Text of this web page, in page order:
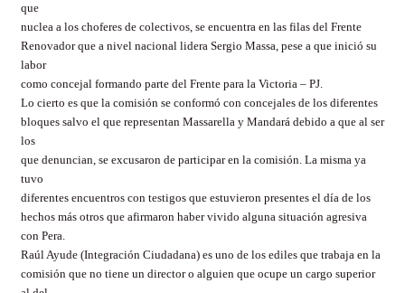
que
nuclea a los choferes de colectivos, se encuentra en las filas del Frente
Renovador que a nivel nacional lidera Sergio Massa, pese a que inició su
labor
como concejal formando parte del Frente para la Victoria – PJ.
Lo cierto es que la comisión se conformó con concejales de los diferentes
bloques salvo el que representan Massarella y Mandará debido a que al ser
los
que denuncian, se excusaron de participar en la comisión. La misma ya
tuvo
diferentes encuentros con testigos que estuvieron presentes el día de los
hechos más otros que afirmaron haber vivido alguna situación agresiva
con Pera.
Raúl Ayude (Integración Ciudadana) es uno de los ediles que trabaja en la
comisión que no tiene un director o alguien que ocupe un cargo superior